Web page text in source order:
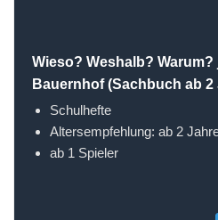
Wieso? Weshalb?
Bauernhof (Sachbuch ab 2
Schulhefte
Altersempfehlung: ab 2
ab 1 Spieler